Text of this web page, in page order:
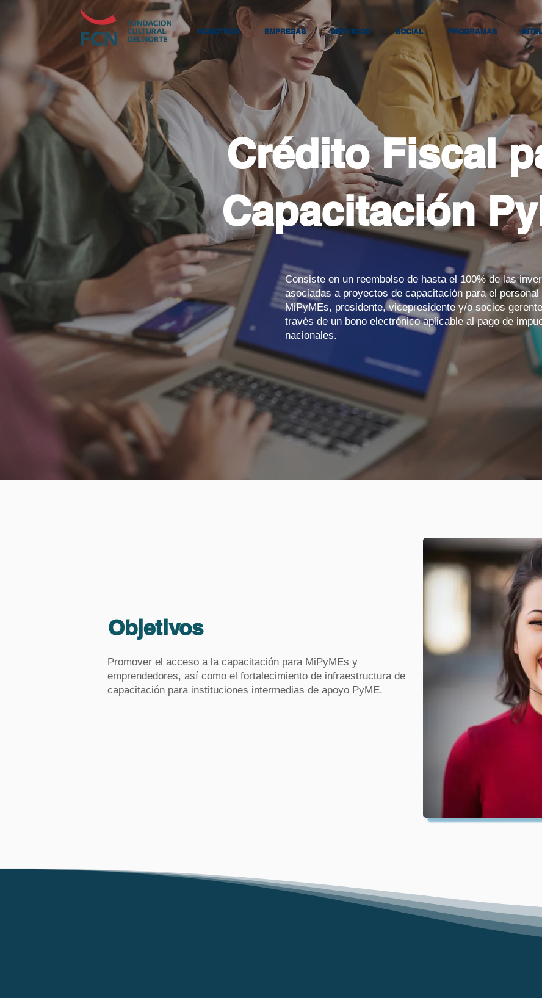
NOSOTROS EMPRESAS SERVICIOS SOCIAL PROGRAMAS
Crédito Fiscal
Capacitación
Consiste en un reembolso de hasta el 100% de las
asociadas a proyectos de capacitación para el personal
MiPyMEs, presidente, vicepresidente y/o socios
través de un bono electrónico aplicable al pago de
nacionales.
Objetivos
Promover el acceso a la capacitación para MiPyMEs y
emprendedores, así como el fortalecimiento de infraestructura de
capacitación para instituciones intermedias de apoyo PyME.